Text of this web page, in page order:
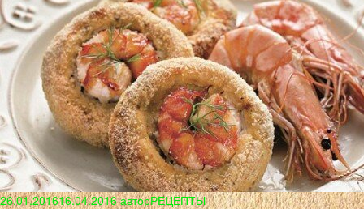
26.01.201616.04.2016 авторРЕЦЕПТЫ